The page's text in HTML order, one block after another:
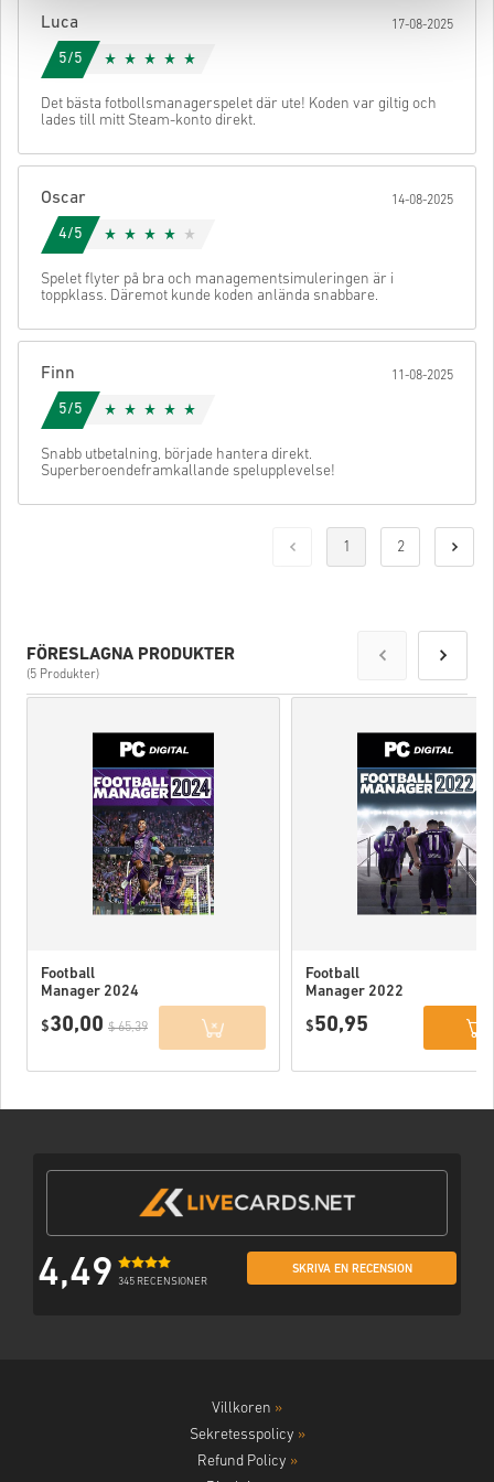
Luca 17-08-2025
5/5
Det bästa fotbollsmanagerspelet där ute! Koden var giltig och
lades till mitt Steam-konto direkt.
Oscar 14-08-2025
4/5
Spelet flyter på bra och managementsimuleringen är i
toppklass. Däremot kunde koden anlända snabbare.
Finn 11-08-2025
5/5
Snabb utbetalning, började hantera direkt.
Superberoendeframkallande spelupplevelse!
1 2
FÖRESLAGNA PRODUKTER
(5 Produkter)
Football
Manager 2024
Website) EU
$30,00 $ 65,39
Football
Manager 2022
$50,95
4,49 345 RECENSIONER
SKRIVA EN RECENSION
Villkoren »
Sekretesspolicy »
Refund Policy »